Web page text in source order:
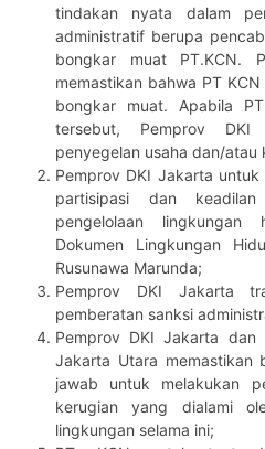
tindakan nyata dalam
administratif berupa
bongkar muat PT.KCN.
memastikan bahwa PT
bongkar muat. Apabila
tersebut, Pemprov DKI
penyegelan usaha dan/atau
Pemprov DKI Jakarta
partisipasi dan
pengelolaan lingkungan
Dokumen Lingkungan
Rusunawa Marunda;
Pemprov DKI Jakarta
pemberatan sanksi
Pemprov DKI Jakarta dan
Jakarta Utara memastikan
jawab untuk melakukan
kerugian yang dialami
lingkungan selama ini;